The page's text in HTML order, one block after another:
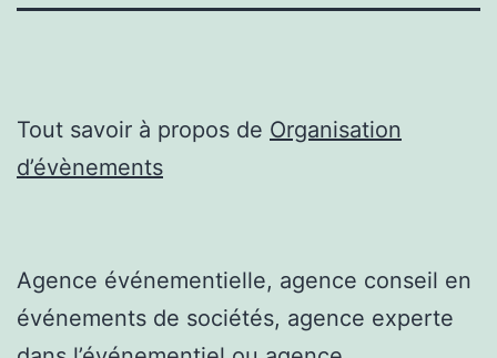
Tout savoir à propos de Organisation
d’évènements
Agence événementielle, agence conseil en
événements de sociétés, agence experte